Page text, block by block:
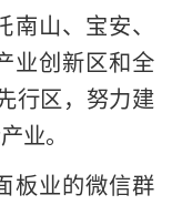
山、宝安、
业创新区和全
行区，努力建
业。
板业的微信群